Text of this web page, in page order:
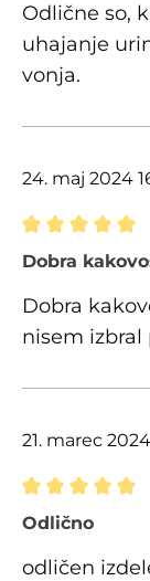
Odlične so,
uhajanje
vonja.
24. maj 2024
Ocena z
Dobra
Dobra
nisem izbral
21. marec
Ocena z
Odlično
odličen